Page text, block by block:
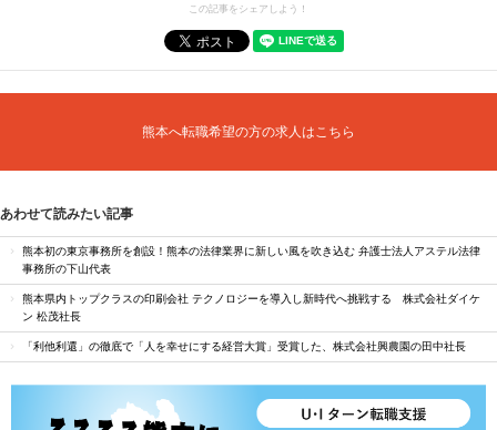
この記事をシェアしよう！
熊本へ転職希望の方の求人はこちら
あわせて読みたい記事
熊本初の東京事務所を創設！熊本の法律業界に新しい風を吹き込む 弁護士法人アステル法律
事務所の下山代表
熊本県内トップクラスの印刷会社 テクノロジーを導入し新時代へ挑戦する 株式会社ダイケ
ン 松茂社長
「利他利還」の徹底で「人を幸せにする経営大賞」受賞した、株式会社興農園の田中社長